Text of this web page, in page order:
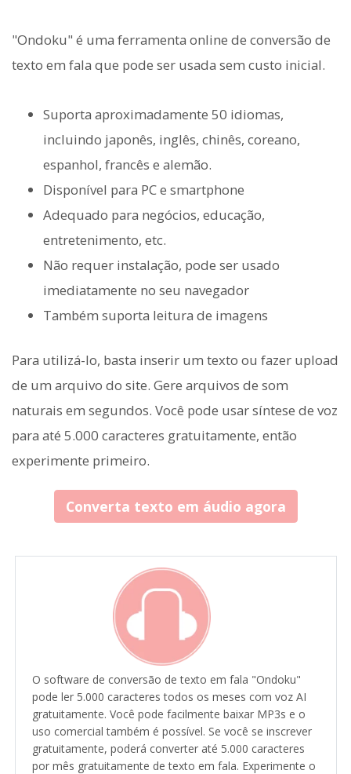
"Ondoku" é uma ferramenta online de conversão de
texto em fala que pode ser usada sem custo inicial.
Suporta aproximadamente 50 idiomas,
incluindo japonês, inglês, chinês, coreano,
espanhol, francês e alemão.
Disponível para PC e smartphone
Adequado para negócios, educação,
entretenimento, etc.
Não requer instalação, pode ser usado
imediatamente no seu navegador
Também suporta leitura de imagens
Para utilizá-lo, basta inserir um texto ou fazer upload
de um arquivo do site. Gere arquivos de som
naturais em segundos. Você pode usar síntese de voz
para até 5.000 caracteres gratuitamente, então
experimente primeiro.
Converta texto em áudio agora
O software de conversão de texto em fala "Ondoku"
pode ler 5.000 caracteres todos os meses com voz AI
gratuitamente. Você pode facilmente baixar MP3s e o
uso comercial também é possível. Se você se inscrever
gratuitamente, poderá converter até 5.000 caracteres
por mês gratuitamente de texto em fala. Experimente o